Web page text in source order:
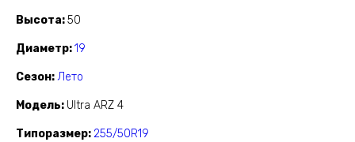
Высота 50
Диаметр 19
Сезон Лето
Модель Ultra ARZ 4
Типоразмер 255/50R19